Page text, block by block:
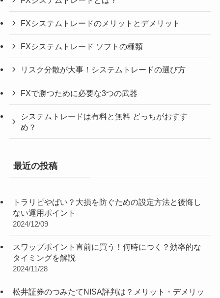
FXシステムトレードのメリットとデメリット
FXシステムトレード ソフトの種類
リスク分散が大事！システムトレードの選び方
FXで勝つために必要な3つの武器
システムトレードは有料と無料 どっちがおすす
め？
最近の投稿
トラリピやばい？大損を防ぐための設定方法と後悔し
ない運用ポイント
2024/12/09
スワップポイント直前に買う！何時につく？効率的な
タイミングを解説
2024/11/28
松井証券のつみたてNISA評判は？メリット・デメリッ